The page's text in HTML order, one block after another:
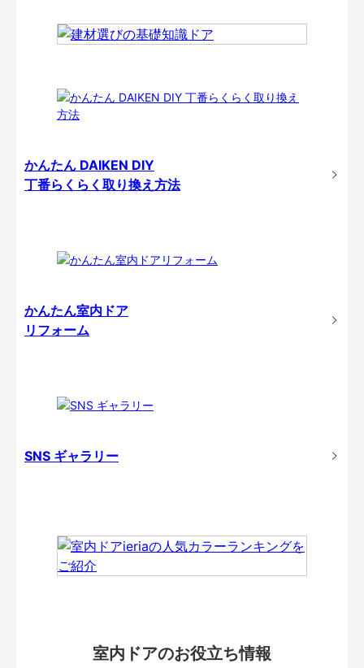
かんたん DAIKEN DIY
丁番らくらく取り換え方法
かんたん室内ドア
リフォーム
SNS ギャラリー
室内ドアのお役立ち情報